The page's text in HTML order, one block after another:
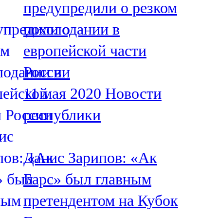
91,0 FM
Шәмәрдән
102,3 FM
Яңа чишмә
107,0 FM
Яр Чаллы
предупредили о резком
похолодании в
европейской части
России
11 мая 2020 Новости
республики
Данис Зарипов: «Ак
Барс» был главным
претендентом на Кубок